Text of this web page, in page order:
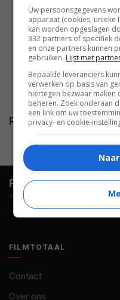
Amy
Lyall
Release
FilmTotaal.Hét
hosted by
FILMTOTAAL
Contact
Over ons
Uw persoonsgegevens
apparaat (cookies, unieke
kan worden opgeslagen
332 partners of specifiek
en onze partners kunnen
gebruiken. Lijst met
Bepaalde leveranciers
verwerken op basis van
hiertegen bezwaar
beheren. Zoek onderaan
een link om uw
privacy- en cookie-